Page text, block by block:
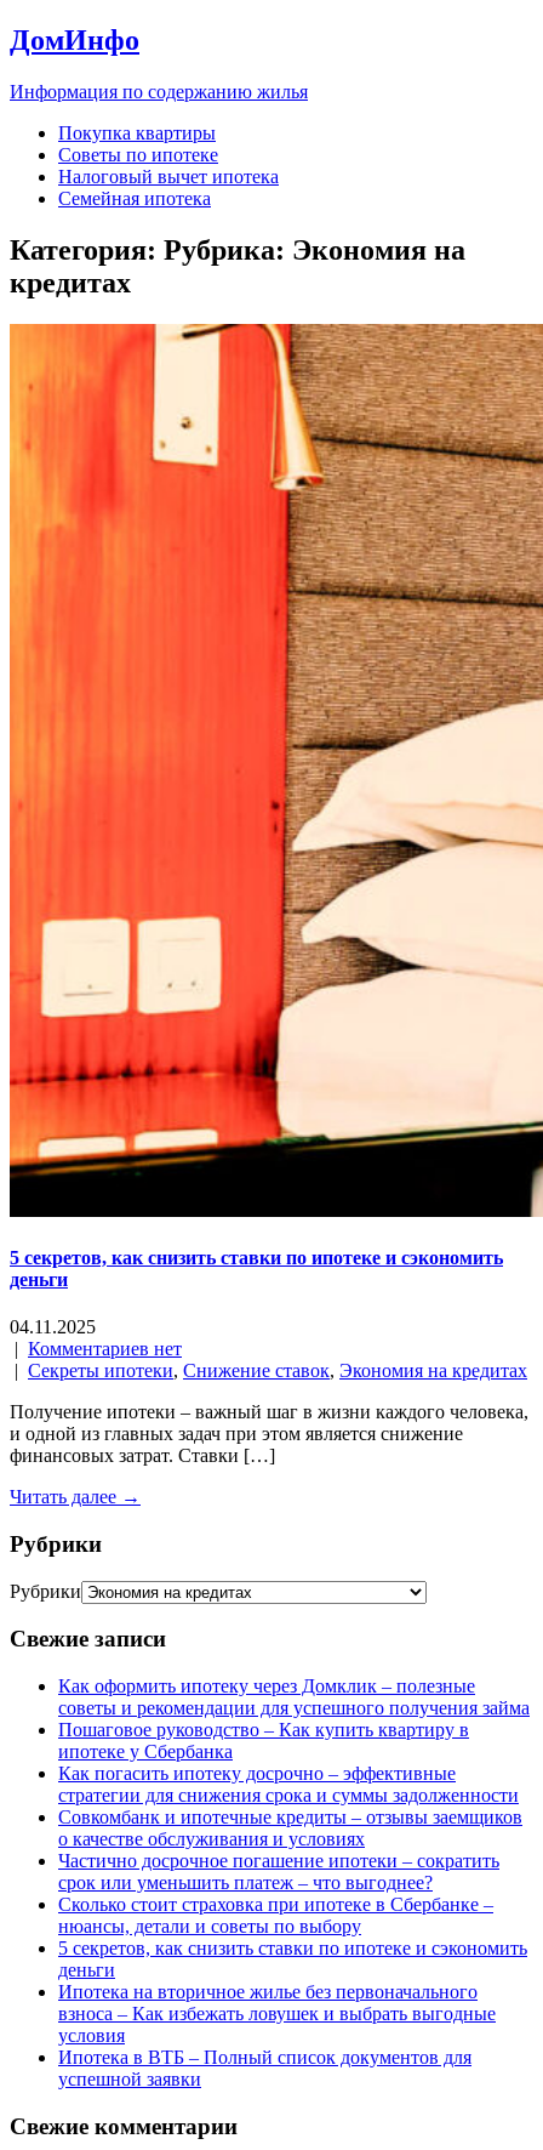
ДомИнфо
Информация по содержанию жилья
Покупка квартиры
Советы по ипотеке
Налоговый вычет ипотека
Семейная ипотека
Категория: Рубрика: Экономия на
кредитах
5 секретов, как снизить ставки по ипотеке и сэкономить
деньги
04.11.2025
| Комментариев нет
| Секреты ипотеки, Снижение ставок, Экономия на кредитах
Получение ипотеки – важный шаг в жизни каждого человека,
и одной из главных задач при этом является снижение
финансовых затрат. Ставки […]
Читать далее →
Рубрики
Рубрики
Свежие записи
Как оформить ипотеку через Домклик – полезные
советы и рекомендации для успешного получения займа
Пошаговое руководство – Как купить квартиру в
ипотеке у Сбербанка
Как погасить ипотеку досрочно – эффективные
стратегии для снижения срока и суммы задолженности
Совкомбанк и ипотечные кредиты – отзывы заемщиков
о качестве обслуживания и условиях
Частично досрочное погашение ипотеки – сократить
срок или уменьшить платеж – что выгоднее?
Сколько стоит страховка при ипотеке в Сбербанке –
нюансы, детали и советы по выбору
5 секретов, как снизить ставки по ипотеке и сэкономить
деньги
Ипотека на вторичное жилье без первоначального
взноса – Как избежать ловушек и выбрать выгодные
условия
Ипотека в ВТБ – Полный список документов для
успешной заявки
Свежие комментарии